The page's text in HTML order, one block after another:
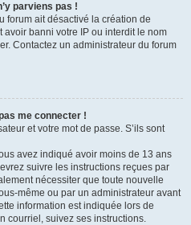
parviens pas !
forum ait désactivé la création de
banni votre IP ou interdit le nom
Contactez un administrateur du forum
me connecter !
et votre mot de passe. S’ils sont
avez indiqué avoir moins de 13 ans
suivre les instructions reçues par
nécessiter que toute nouvelle
même ou par un administrateur avant
information est indiquée lors de
courriel, suivez ses instructions.